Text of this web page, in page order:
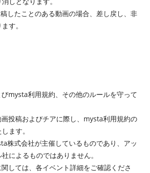
したことのある動画の場合、差し戻し、非
す。
mysta利用規約、その他のルールを守って
投稿およびチアに際し、mysta利用規約の
ます。
株式会社が主催しているものであり、アッ
によるものではありません。
しては、各イベント詳細をご確認くださ